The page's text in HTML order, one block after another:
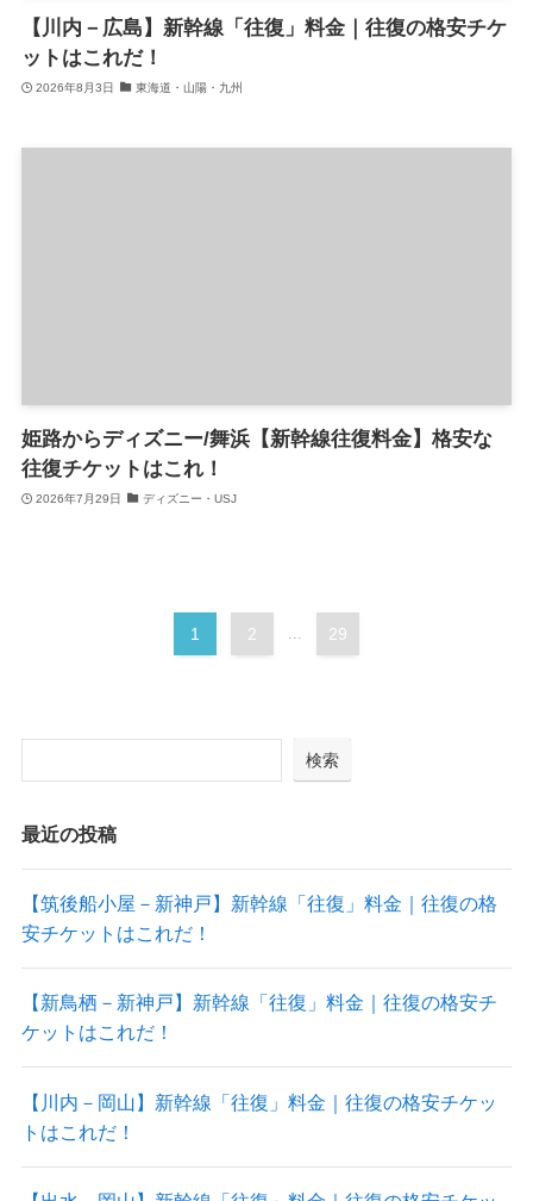
【川内－広島】新幹線「往復」料金｜往復の格安チケ
ットはこれだ！
2026年8月3日 東海道・山陽・九州
姫路からディズニー/舞浜【新幹線往復料金】格安な
往復チケットはこれ！
2026年7月29日 ディズニー・USJ
1 2 29
検索
最近の投稿
【筑後船小屋－新神戸】新幹線「往復」料金｜往復の格
安チケットはこれだ！
【新鳥栖－新神戸】新幹線「往復」料金｜往復の格安チ
ケットはこれだ！
【川内－岡山】新幹線「往復」料金｜往復の格安チケッ
トはこれだ！